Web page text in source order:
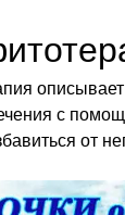
с
от